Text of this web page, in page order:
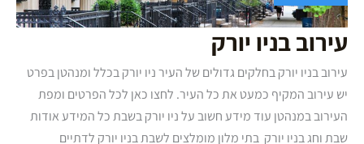
עירוב בניו יורק
עירוב בניו יורק בחלקים גדולים של העיר ניו יורק בכלל ומנהטן בפרט
יש עירוב המקיף כמעט את כל העיר. לחצו כאן לכל הפרטים ומפת
העירוב במנהטן עוד מידע חשוב על ניו יורק בשבת כל המידע אודות
שבת וחג בניו יורק בתי מלון מומלצים לשבת בניו יורק לדתיים